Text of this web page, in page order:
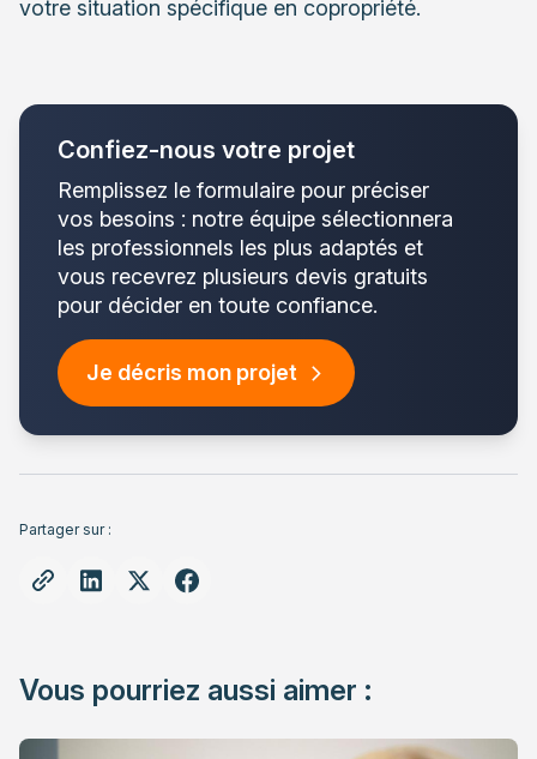
votre situation spécifique en copropriété.
Confiez-nous votre projet
Remplissez le formulaire pour préciser
vos besoins : notre équipe sélectionnera
les professionnels les plus adaptés et
vous recevrez plusieurs devis gratuits
pour décider en toute confiance.
Je décris mon projet
Partager sur :
Vous pourriez aussi aimer :